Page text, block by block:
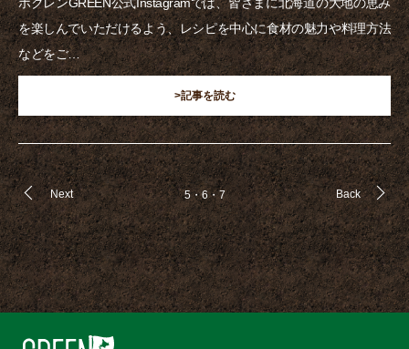
を楽しんでいただけるよう、レシピを中心に食材の魅力や料理方法
などをご…
>記事を読む
Next 5 6 7 Back